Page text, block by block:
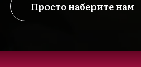
Просто наберите нам